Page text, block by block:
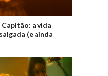
Capitão: a vida
(e ainda